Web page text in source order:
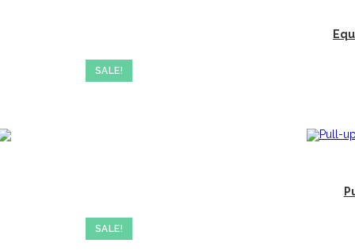
SALE!
SALE!